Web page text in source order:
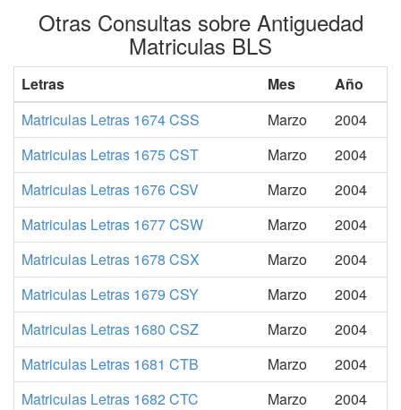
Otras Consultas sobre Antiguedad
Matriculas BLS
Letras Mes
Año
Matriculas Letras 1674 CSS
Marzo
2004
Matriculas Letras 1675 CST
Marzo
2004
Matriculas Letras 1676 CSV
Marzo
2004
Matriculas Letras 1677 CSW
Marzo
2004
Matriculas Letras 1678 CSX
Marzo
2004
Matriculas Letras 1679 CSY
Marzo
2004
Matriculas Letras 1680 CSZ
Marzo
2004
Matriculas Letras 1681 CTB
Marzo
2004
Matriculas Letras 1682 CTC
Marzo
2004